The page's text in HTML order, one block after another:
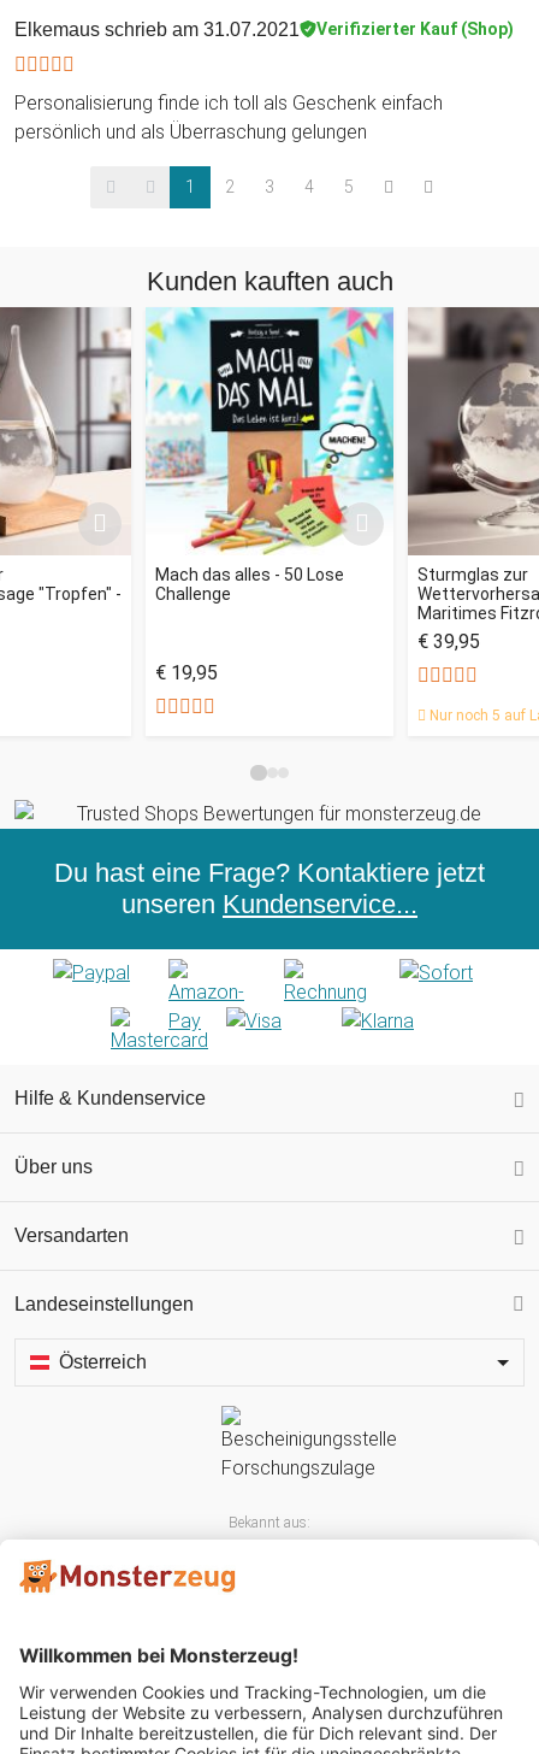
Elkemaus schrieb am 31.07.2021 Verifizierter Kauf (Shop)
Personalisierung finde ich toll als Geschenk einfach
persönlich und als Überraschung gelungen
1 2 3 4 5
Kunden kauften auch
"Tropfen" -
Mach das alles - 50 Lose
Challenge
€ 19,95
Sturmglas zur
Maritimes
€ 39,95
Nur noch 5 auf
Du hast eine Frage? Kontaktiere jetzt
unseren Kundenservice...
Hilfe & Kundenservice
Über uns
Versandarten
Landeseinstellungen
Österreich
Bekannt aus: